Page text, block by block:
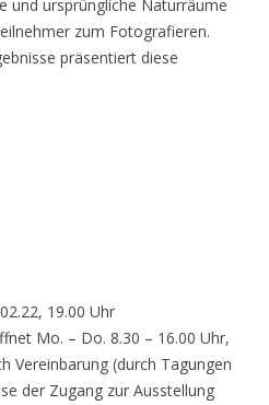
und ursprüngliche Naturräume
zum Fotografieren.
präsentiert diese
19.00 Uhr
Mo. – Do. 8.30 – 16.00 Uhr,
Vereinbarung (durch Tagungen
der Zugang zur Ausstellung